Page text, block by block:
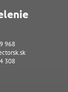
968
308